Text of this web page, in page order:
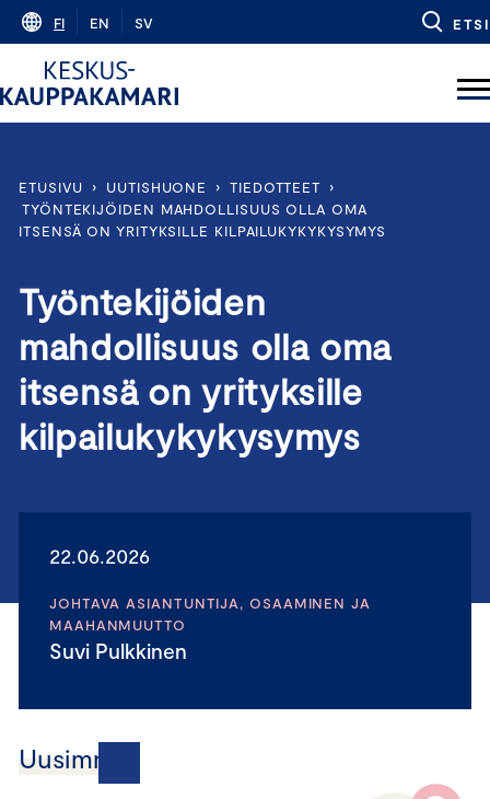
Skip
content
FI EN SV ETSI
ETUSIVU › UUTISHUONE › TIEDOTTEET
›
TYÖNTEKIJÖIDEN MAHDOLLISUUS OLLA OMA
ITSENSÄ ON YRITYKSILLE KILPAILUKYKYKYSYMYS
Työntekijöiden
mahdollisuus olla oma
itsensä on yrityksille
kilpailukykykysymys
22.06.2026
JOHTAVA ASIANTUNTIJA, OSAAMINEN JA
MAAHANMUUTTO
Suvi Pulkkinen
Uusimmat